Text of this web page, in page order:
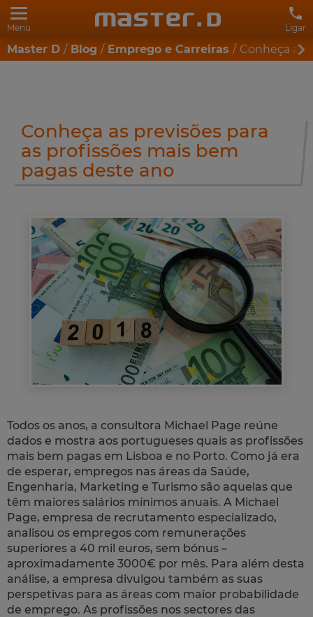
Menu Ligar
Master D Blog Emprego e Carreiras Conheça as
Conheça as previsões para
as profissões mais bem
pagas deste ano
Todos os anos, a consultora Michael Page reúne
dados e mostra aos portugueses quais as profissões
mais bem pagas em Lisboa e no Porto. Como já era
de esperar, empregos nas áreas da Saúde,
Engenharia, Marketing e Turismo são aquelas que
têm maiores salários mínimos anuais. A Michael
Page, empresa de recrutamento especializado,
analisou os empregos com remunerações
superiores a 40 mil euros, sem bónus –
aproximadamente 3000€ por mês. Para além desta
análise, a empresa divulgou também as suas
perspetivas para as áreas com maior probabilidade
de emprego. As profissões nos sectores das